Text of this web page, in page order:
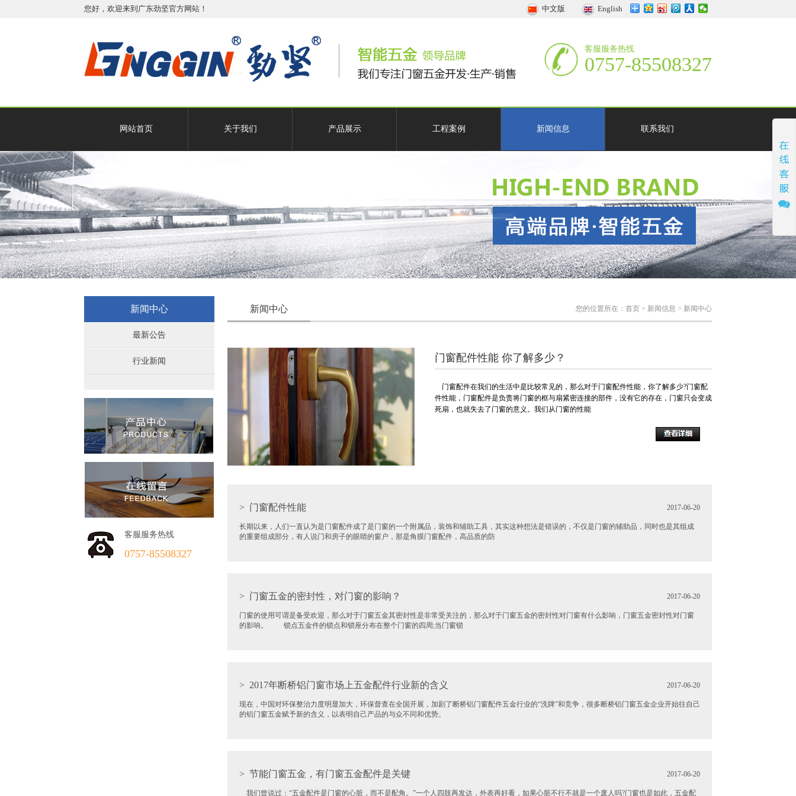
中文版 English
您好，欢迎来到广东劲坚官方网站！
客服服务热线
0757-85508327
网站首页 关于我们 产品展示 工程案例 新闻信息 联系我们
新闻中心
最新公告
行业新闻
客服服务热线
0757-85508327
您的位置所在： 首页 > 新闻信息 > 新闻中心
新闻中心
门窗配件性能 你了解多少？
门窗配件在我们的生活中是比较常见的，那么对于门窗配件性能，你了解多少?门窗配
件性能，门窗配件是负责将门窗的框与扇紧密连接的部件，没有它的存在，门窗只会变成
死扇，也就失去了门窗的意义。我们从门窗的性能
> 门窗配件性能 2017-06-20
长期以来，人们一直认为是门窗配件成了是门窗的一个附属品，装饰和辅助工具，其实这种想法是错误的，不仅是门窗的辅助品，同时也是其组成
的重要组成部分，有人说门和房子的眼睛的窗户，那是角膜门窗配件，高品质的防
> 门窗五金的密封性，对门窗的影响？ 2017-06-20
门窗的使用可谓是备受欢迎，那么对于门窗五金其密封性是非常受关注的，那么对于门窗五金的密封性对门窗有什么影响，门窗五金密封性对门窗
的影响。 锁点五金件的锁点和锁座分布在整个门窗的四周;当门窗锁
> 2017年断桥铝门窗市场上五金配件行业新的含义 2017-06-20
现在，中国对环保整治力度明显加大，环保督查在全国开展，加剧了断桥铝门窗配件五金行业的“洗牌”和竞争，很多断桥铝门窗五金企业开始往自己
的铝门窗五金赋予新的含义，以表明自己产品的与众不同和优势。
> 节能门窗五金，有门窗五金配件是关键 2017-06-20
我们曾说过：“五金配件是门窗的心脏，而不是配角。”一个人四肢再发达，外表再好看，如果心脏不行不就是一个废人吗?门窗也是如此，五金配